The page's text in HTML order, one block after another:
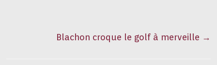
Blachon croque le golf à merveille →